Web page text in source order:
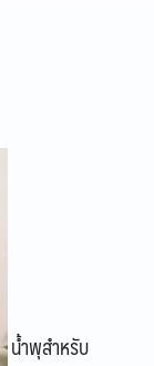
น้ำพุสำหรับ